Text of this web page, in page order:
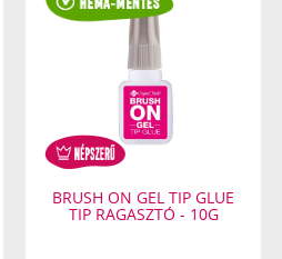
BRUSH ON GEL TIP GLUE
TIP RAGASZTÓ - 10G